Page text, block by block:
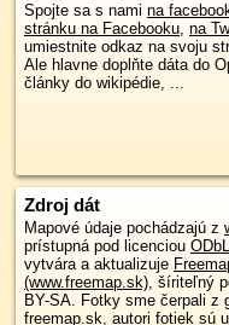
Spojte sa s nami na
stránku na Facebooku, na
umiestnite odkaz na svoju
Ale hlavne doplňte dáta do
články do wikipédie, ...
Zdroj dát
Mapové údaje pochádzajú z
prístupná pod licenciou ODbL
vytvára a aktualizuje
(www.freemap.sk), šíriteľný
BY-SA. Fotky sme čerpali z
freemap.sk, autori fotiek sú